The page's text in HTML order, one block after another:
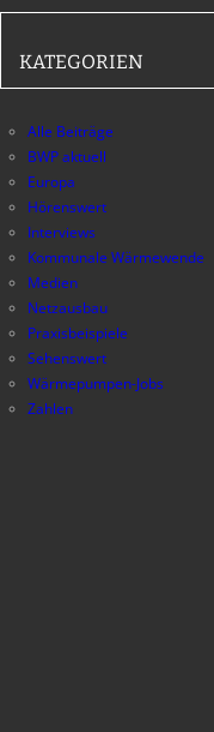
KATEGORIEN
Alle Beiträge
BWP aktuell
Europa
Hörenswert
Interviews
Kommunale Wärmewende
Medien
Netzausbau
Praxisbeispiele
Sehenswert
Wärmepumpen-Jobs
Zahlen